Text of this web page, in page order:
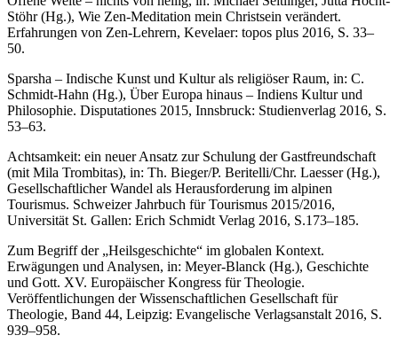
Stöhr (Hg.), Wie Zen-Meditation mein Christsein verändert.
Erfahrungen von Zen-Lehrern, Kevelaer: topos plus 2016, S. 33–
50.
Sparsha – Indische Kunst und Kultur als religiöser Raum, in: C.
Schmidt-Hahn (Hg.), Über Europa hinaus – Indiens Kultur und
Philosophie. Disputationes 2015, Innsbruck: Studienverlag 2016, S.
53–63.
Achtsamkeit: ein neuer Ansatz zur Schulung der Gastfreundschaft
(mit Mila Trombitas), in: Th. Bieger/P. Beritelli/Chr. Laesser (Hg.),
Gesellschaftlicher Wandel als Herausforderung im alpinen
Tourismus. Schweizer Jahrbuch für Tourismus 2015/2016,
Universität St. Gallen: Erich Schmidt Verlag 2016, S.173–185.
Zum Begriff der „Heilsgeschichte“ im globalen Kontext.
Erwägungen und Analysen, in: Meyer-Blanck (Hg.), Geschichte
und Gott. XV. Europäischer Kongress für Theologie.
Veröffentlichungen der Wissenschaftlichen Gesellschaft für
Theologie, Band 44, Leipzig: Evangelische Verlagsanstalt 2016, S.
939–958.